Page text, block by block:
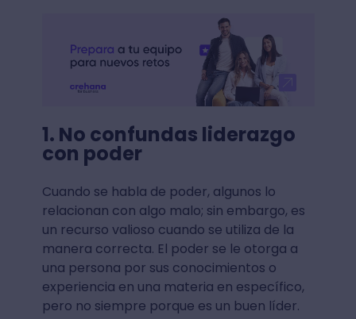
1. No confundas liderazgo
con poder
Cuando se habla de poder, algunos lo
relacionan con algo malo; sin embargo, es
un recurso valioso cuando se utiliza de la
manera correcta. El poder se le otorga a
una persona por sus conocimientos o
experiencia en una materia en específico,
pero no siempre porque es un buen líder.